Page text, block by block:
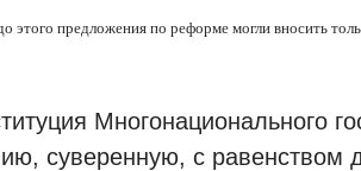
этого предложения по реформе могли вносить
Многонационального
суверенную, с равенством